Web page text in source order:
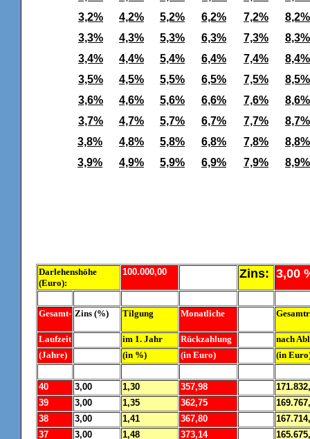
3,2%
3,3%
3,4%
3,5%
3,6%
3,7%
3,8%
3,9%
4,2%
4,3%
4,4%
4,5%
4,6%
4,7%
4,8%
4,9%
5,2%
5,3%
5,4%
5,5%
5,6%
5,7%
5,8%
5,9%
6,2%
6,3%
6,4%
6,5%
6,6%
6,7%
6,8%
6,9%
7,2%
7,3%
7,4%
7,5%
7,6%
7,7%
7,8%
7,9%
8,2%
8,3%
8,4%
8,5%
8,6%
8,7%
8,8%
8,9%
Darlehenshöhe
(Euro):
100.000,00 Zins: 3,00
Gesamt- Zins (%) Tilgung Monatliche
Laufzeit im 1. Jahr Rückzahlung
nach
(Jahre)
(in %) (in Euro) (in
40 3,00 1,30 357,98
39
3,00 1,35 362,75
38
3,00 1,41 367,80
37
3,00 1,48 373,14